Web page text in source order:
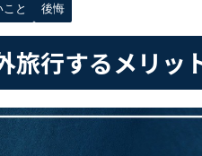
と 後悔
旅行するメリッ